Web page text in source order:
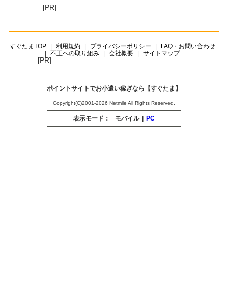
[PR]
すぐたまTOP 利用規約 プライバシーポリシー
FAQ・お問い合わせ
不正への取り組み
会社概要 サイトマップ
[PR]
ポイントサイトでお小遣い稼ぎなら【すぐたま】
Copyright(C)2001-2026 Netmile All Rights Reserved.
表示モード： モバイル PC